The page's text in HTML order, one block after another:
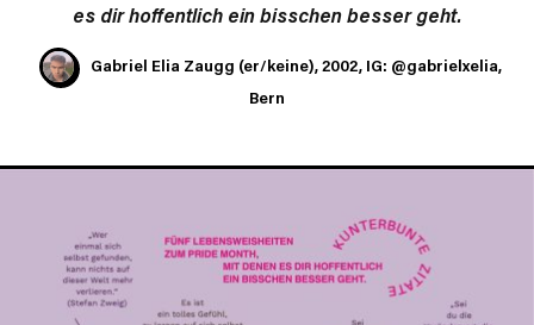
es dir hoffentlich ein bisschen besser geht.
Gabriel Elia Zaugg (er/keine), 2002, IG: @gabrielxelia,
Bern